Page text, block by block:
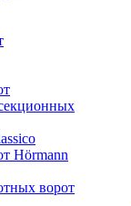
Hörmann
ворот